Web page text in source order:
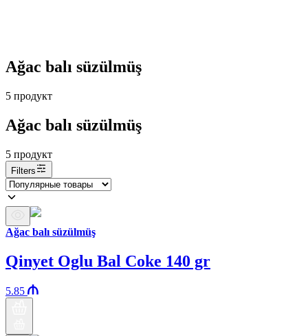
Ağac balı süzülmüş
5 продукт
Ağac balı süzülmüş
5 продукт
Filters
Ağac balı süzülmüş
Qinyet Oglu Bal Coke 140 gr
5.85